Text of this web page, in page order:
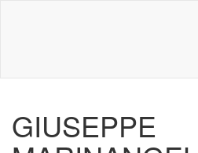
GIUSEPPE